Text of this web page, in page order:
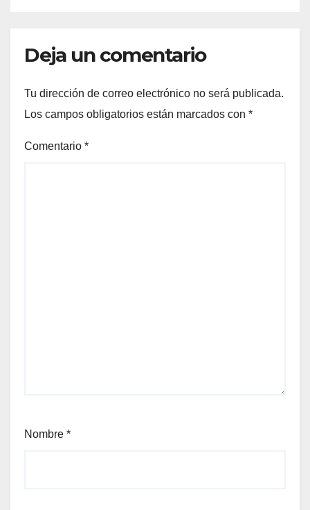
Deja un comentario
Tu dirección de correo electrónico no será publicada.
Los campos obligatorios están marcados con *
Comentario *
Nombre *